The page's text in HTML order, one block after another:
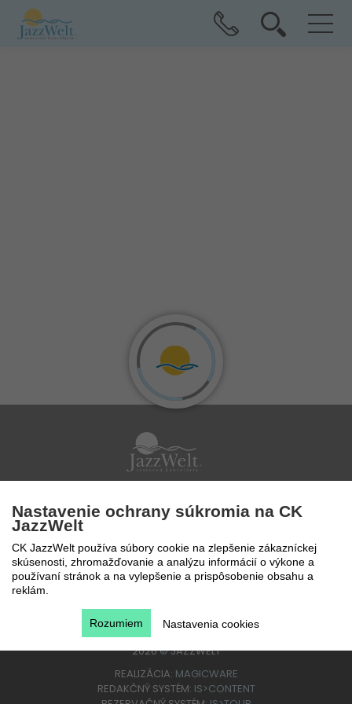
Po - Pi 9 - 17 hod
0850 777 888
2026©JAZZWELT
REALIZÁCIA: MAGICWARE
REDAKČNÝ SYSTÉM: IS>CONTENT
Nastavenie ochrany súkromia na CK
JazzWelt
CK JazzWelt používa súbory cookie na zlepšenie zákazníckej
skúsenosti, zhromažďovanie a analýzu informácií o výkone a
používaní stránok a na vylepšenie a prispôsobenie obsahu a
reklám.
Nastavenia cookies
Rozumiem